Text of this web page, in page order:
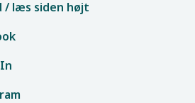
/ læs siden højt